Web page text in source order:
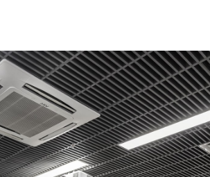
отеле YES Mitino!